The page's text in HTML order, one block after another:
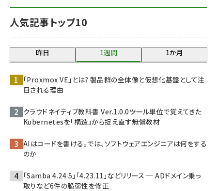
人気記事トップ10
昨日 1週間 1か月
「Proxmox VE」とは? 製品群の全体像と仮想化基盤として注
目される理由
クラウドネイティブ教科書 Ver.1.0.0――ツール単位で覚えてきた
Kubernetesを「構造」から捉え直す無償教材
AIはコードを書ける。では、ソフトウェアエンジニアは何をする
のか
「Samba 4.24.5」「4.23.11」などリリース ─ ADドメイン乗っ
取りなど6件の脆弱性を修正